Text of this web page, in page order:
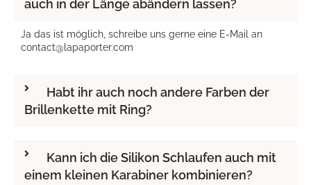
auch in der Länge abändern lassen?
Ja das ist möglich, schreibe uns gerne eine E-Mail an
contact@lapaporter.com
Habt ihr auch noch andere Farben der
Brillenkette mit Ring?
Kann ich die Silikon Schlaufen auch mit
einem kleinen Karabiner kombinieren?